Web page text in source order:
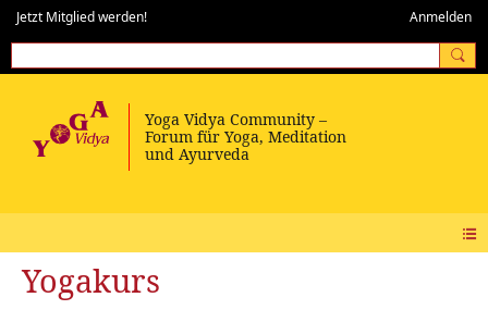
Jetzt Mitglied werden! Anmelden
Yogakurs